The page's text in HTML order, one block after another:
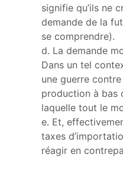
signifie qu’ils ne
demande de la
se comprendre).
d. La demande
Dans un tel
une guerre
production à bas
laquelle tout le
e. Et,
taxes
réagir en